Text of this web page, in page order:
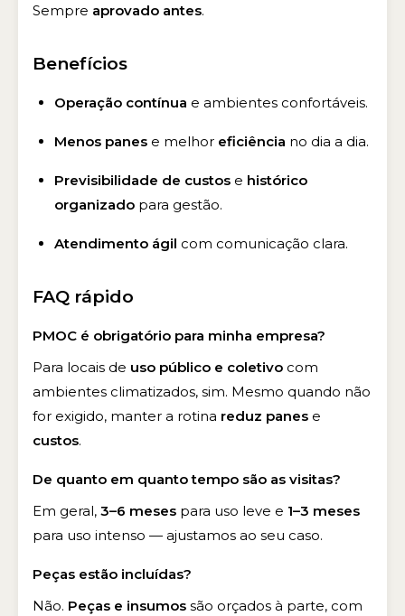
Sempre aprovado antes.
Benefícios
Operação contínua e ambientes confortáveis.
Menos panes e melhor eficiência no dia a dia.
Previsibilidade de custos e histórico
organizado para gestão.
Atendimento ágil com comunicação clara.
FAQ rápido
PMOC é obrigatório para minha empresa?
Para locais de uso público e coletivo com
ambientes climatizados, sim. Mesmo quando não
for exigido, manter a rotina reduz panes e
custos.
De quanto em quanto tempo são as visitas?
Em geral, 3–6 meses para uso leve e 1–3 meses
para uso intenso — ajustamos ao seu caso.
Peças estão incluídas?
Não. Peças e insumos são orçados à parte, com